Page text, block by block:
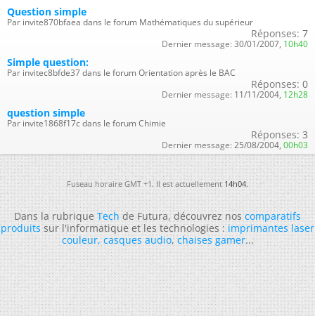
Question simple
Par invite870bfaea dans le forum Mathématiques du supérieur
Réponses: 7
Dernier message: 30/01/2007, 10h40
Simple question:
Par invitec8bfde37 dans le forum Orientation après le BAC
Réponses: 0
Dernier message: 11/11/2004, 12h28
question simple
Par invite1868f17c dans le forum Chimie
Réponses: 3
Dernier message: 25/08/2004, 00h03
Fuseau horaire GMT +1. Il est actuellement14h04.
Dans la rubriqueTechde Futura, découvrez noscomparatifs
produitssur l'informatique et les technologies :imprimantes laser
couleur,casques audio,chaises gamer...